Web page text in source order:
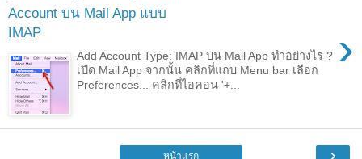
Account บน Mail App แบบ
IMAP
›
Add Account Type: IMAP บน Mail App ทำอย่างไร ?
เปิด Mail App จากนั้น คลิกที่แถบ Menu bar เลือก
Preferences... คลิกที่ไอคอน '+...
›
หน้าแรก